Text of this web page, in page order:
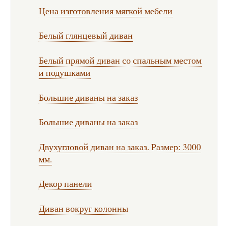
Цена изготовления мягкой мебели
Белый глянцевый диван
Белый прямой диван со спальным местом
и подушками
Большие диваны на заказ
Большие диваны на заказ
Двухугловой диван на заказ. Размер: 3000
мм.
Декор панели
Диван вокруг колонны